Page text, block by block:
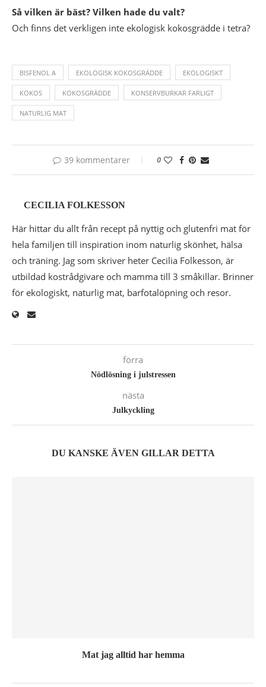
Så vilken är bäst? Vilken hade du valt?
Och finns det verkligen inte ekologisk kokosgrädde i tetra?
BISFENOL A EKOLOGISK KOKOSGRÄDDE EKOLOGISKT
KOKOS KOKOSGRÄDDE KONSERVBURKAR FARLIGT
NATURLIG MAT
39 kommentarer 0
CECILIA FOLKESSON
Här hittar du allt från recept på nyttig och glutenfri mat för
hela familjen till inspiration inom naturlig skönhet, hälsa
och träning. Jag som skriver heter Cecilia Folkesson, är
utbildad kostrådgivare och mamma till 3 småkillar. Brinner
för ekologiskt, naturlig mat, barfotalöpning och resor.
förra
Nödlösning i julstressen
nästa
Julkyckling
DU KANSKE ÄVEN GILLAR DETTA
Mat jag alltid har hemma